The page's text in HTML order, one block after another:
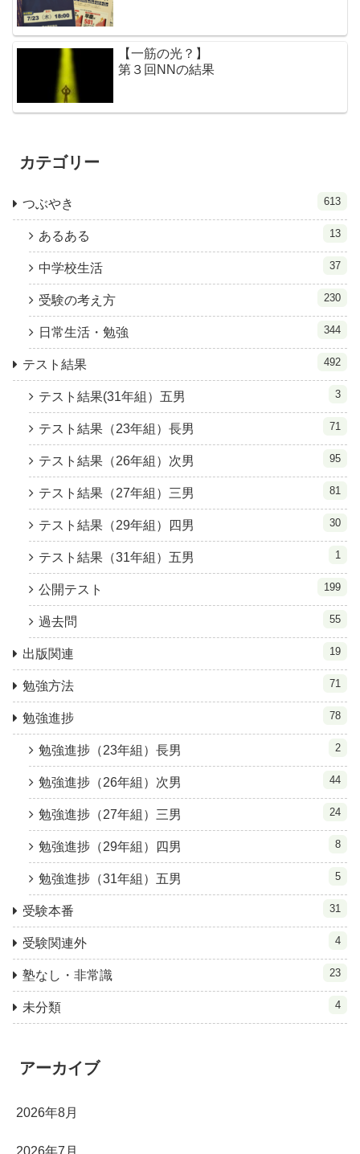
【一筋の光？】
第３回NNの結果
カテゴリー
つぶやき 613
あるある 13
中学校生活 37
受験の考え方 230
日常生活・勉強 344
テスト結果 492
テスト結果(31年組）五男 3
テスト結果（23年組）長男 71
テスト結果（26年組）次男 95
テスト結果（27年組）三男 81
テスト結果（29年組）四男 30
テスト結果（31年組）五男 1
公開テスト 199
過去問 55
出版関連 19
勉強方法 71
勉強進捗 78
勉強進捗（23年組）長男 2
勉強進捗（26年組）次男 44
勉強進捗（27年組）三男 24
勉強進捗（29年組）四男 8
勉強進捗（31年組）五男 5
受験本番 31
受験関連外 4
塾なし・非常識 23
未分類 4
アーカイブ
2026年8月